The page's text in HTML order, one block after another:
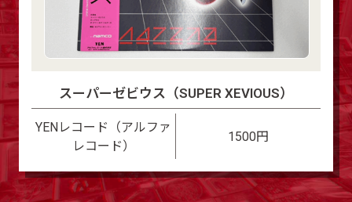
スーパーゼビウス（SUPER XEVIOUS）
YENレコード（アルファ
レコード）
1500円